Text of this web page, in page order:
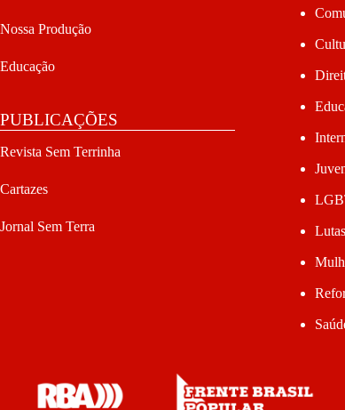
Nossa Produção
Educação
PUBLICAÇÕES
Revista Sem Terrinha
Cartazes
Jornal Sem Terra